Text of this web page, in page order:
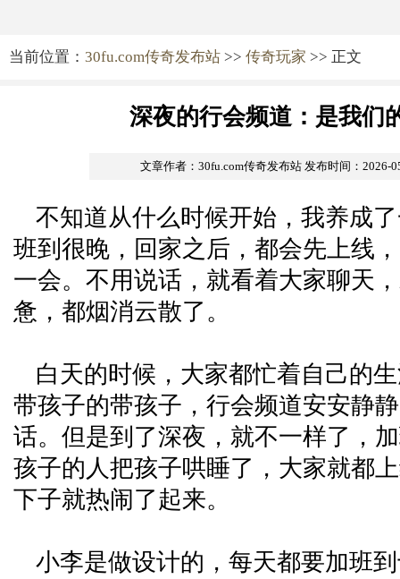
当前位置： 30fu.com传奇发布站 >> 传奇玩家 >> 正文
深夜的行会频道：是我们
文章作者：30fu.com传奇发布站 发布时间：2026-
不知道从什么时候开始，我养成
班到很晚，回家之后，都会先上线
一会。不用说话，就看着大家聊天
惫，都烟消云散了。
白天的时候，大家都忙着自己的
带孩子的带孩子，行会频道安安静
话。但是到了深夜，就不一样了，
孩子的人把孩子哄睡了，大家就都
下子就热闹了起来。
小李是做设计的，每天都要加班